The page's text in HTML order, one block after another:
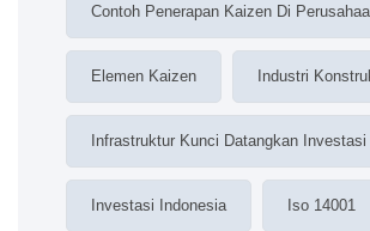
Contoh Penerapan Kaizen Di
Elemen Kaizen Industri
Infrastruktur Kunci Datangkan
Investasi Indonesia Iso 14001